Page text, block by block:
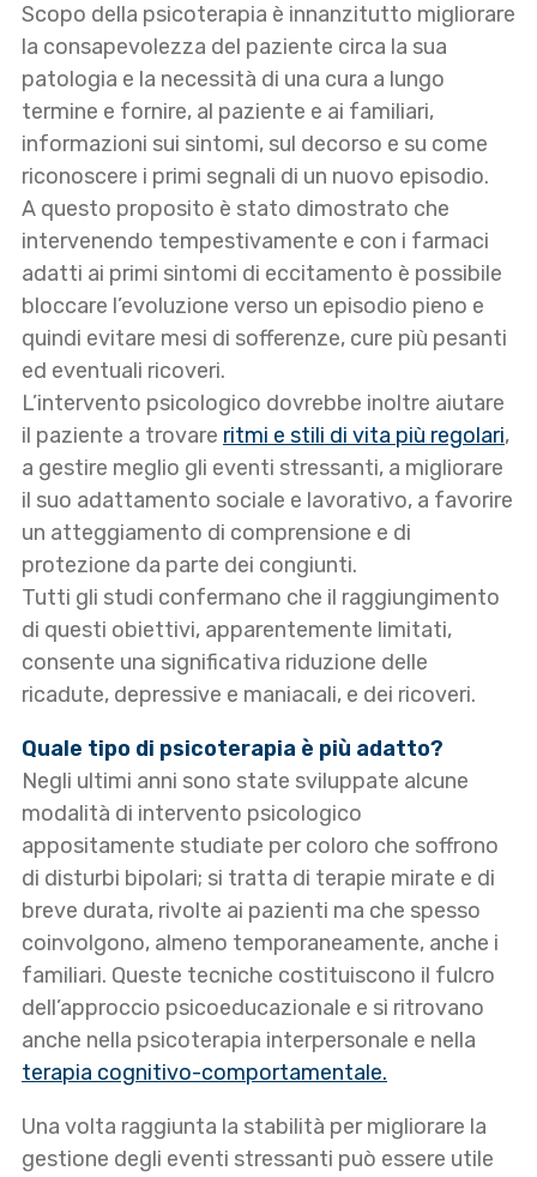
Scopo della psicoterapia è innanzitutto migliorare
la consapevolezza del paziente circa la sua
patologia e la necessità di una cura a lungo
termine e fornire, al paziente e ai familiari,
informazioni sui sintomi, sul decorso e su come
riconoscere i primi segnali di un nuovo episodio.
A questo proposito è stato dimostrato che
intervenendo tempestivamente e con i farmaci
adatti ai primi sintomi di eccitamento è possibile
bloccare l’evoluzione verso un episodio pieno e
quindi evitare mesi di sofferenze, cure più pesanti
ed eventuali ricoveri.
L’intervento psicologico dovrebbe inoltre aiutare
il paziente a trovare ritmi e stili di vita più regolari,
a gestire meglio gli eventi stressanti, a migliorare
il suo adattamento sociale e lavorativo, a favorire
un atteggiamento di comprensione e di
protezione da parte dei congiunti.
Tutti gli studi confermano che il raggiungimento
di questi obiettivi, apparentemente limitati,
consente una significativa riduzione delle
ricadute, depressive e maniacali, e dei ricoveri.
Quale tipo di psicoterapia è più adatto?
Negli ultimi anni sono state sviluppate alcune
modalità di intervento psicologico
appositamente studiate per coloro che soffrono
di disturbi bipolari; si tratta di terapie mirate e di
breve durata, rivolte ai pazienti ma che spesso
coinvolgono, almeno temporaneamente, anche i
familiari. Queste tecniche costituiscono il fulcro
dell’approccio psicoeducazionale e si ritrovano
anche nella psicoterapia interpersonale e nella
terapia cognitivo-comportamentale.
Una volta raggiunta la stabilità per migliorare la
gestione degli eventi stressanti può essere utile